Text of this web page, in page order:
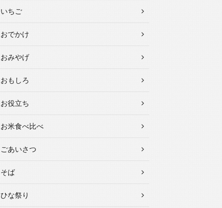
いちご
おでかけ
おみやげ
おもしろ
お役立ち
お米食べ比べ
ごあいさつ
そば
ひな祭り